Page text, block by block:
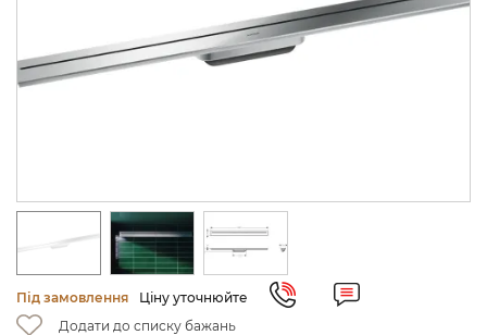
Під замовлення
Ціну уточнюйте
Додати до списку бажань